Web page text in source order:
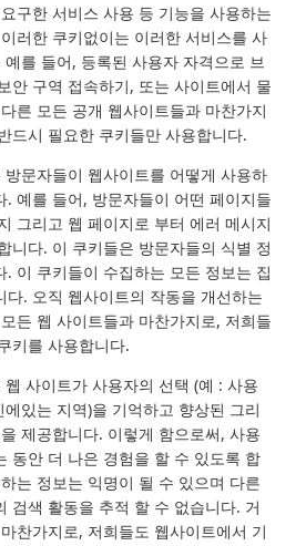
구한 서비스 사용 등 기능을 사용하는
러한 쿠키없이는 이러한 서비스를 사
를 들어, 등록된 사용자 자격으로 브
안 구역 접속하기, 또는 사이트에서 물
른 모든 공개 웹사이트들과 마찬가지
드시 필요한 쿠키들만 사용합니다.
문자들이 웹사이트를 어떻게 사용하
. 예를 들어, 방문자들이 어떤 페이지들
그리고 웹 페이지로 부터 에러 메시지
니다. 이 쿠키들은 방문자들의 식별 정
. 이 쿠키들이 수집하는 모든 정보는 집
다. 오직 웹사이트의 작동을 개선하는
든 웹 사이트들과 마찬가지로, 저희들
키를 사용합니다.
사이트가 사용자의 선택 (예 : 사용
있는 지역)을 기억하고 향상된 그리
제공합니다. 이렇게 함으로써, 사용
동안 더 나은 경험을 할 수 있도록 합
는 정보는 익명이 될 수 있으며 다른
검색 활동을 추적 할 수 없습니다. 거
찬가지로, 저희들도 웹사이트에서 기